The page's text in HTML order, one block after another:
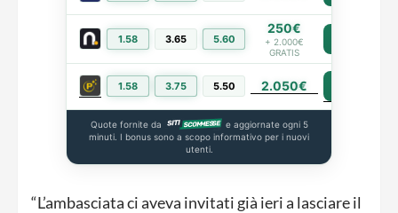
1.58 3.65 5.60
250€
+ 2.000€
GRATIS
1.58 3.75 5.50 2.050€
Quote fornite da
e aggiornate ogni 5
minuti. I bonus sono a scopo informativo per i nuovi
utenti.
“L’ambasciata ci aveva invitati già ieri a lasciare il